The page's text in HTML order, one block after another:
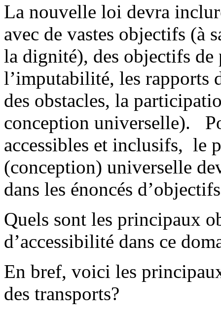
La nouvelle loi devra
avec de vastes objectifs (à
la dignité), des objectifs de
l’imputabilité, les rapports
des obstacles, la
conception universelle).
accessibles et inclusifs, le
(conception) universelle
dans les énoncés
Quels sont les principaux
d’accessibilité dans ce
En bref, voici les
des transports?